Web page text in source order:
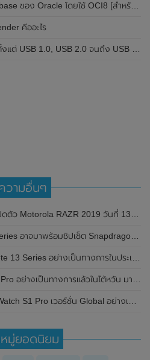
อง Oracle โดยใช้ OCI8 [สำหรับ Mac OSX]
คืออะไร
1.0, USB 2.0 จนถึง USB 4 ในปัจจุบัน
วามอื่นๆ
RAZR 2019 วันที่ 13 พฤศจิกายน 2562 นี้
มชิปเซ็ต Snapdragon 8 Gen 3 ลุ้นเปิดตัวในเร็วๆ นี้
ป็นทางการในประเทศไทย ในราคาเริ่มต้นเพียง 6,999 บาท
7 Gen 3 , หน้าจอแสดงผล OLED ขนาด 6.8 นิ้ว / 120Hz และกล้องหลังความละเอียด 50MP
อย่างเป็นทางการในประเทศไทย ในราคาเพียง 9,990 บาท
มู่ยอดนิยม